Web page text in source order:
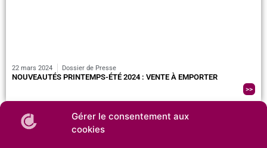
Gérer le consentement aux
cookies
22 mars 2024 Dossier de Presse
NOUVEAUTÉS PRINTEMPS-ÉTÉ 2024 : VENTE À EMPORTER
>>